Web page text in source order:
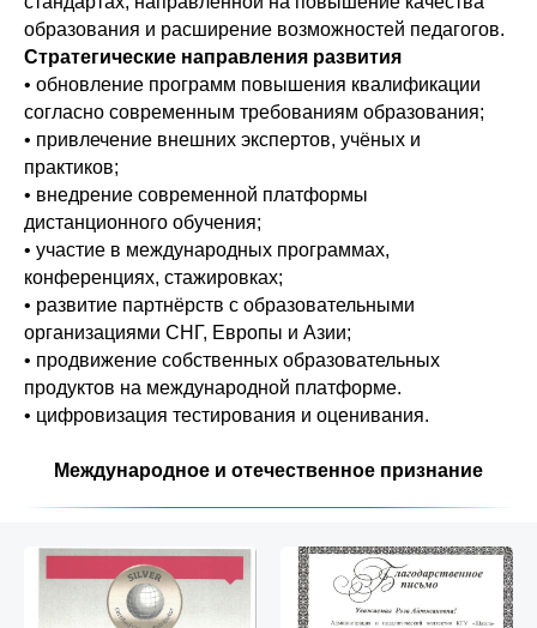
образования и расширение возможностей педагогов.
Стратегические направления развития
• обновление программ повышения квалификации
согласно современным требованиям образования;
• привлечение внешних экспертов, учёных и
практиков;
• внедрение современной платформы
дистанционного обучения;
• участие в международных программах,
конференциях, стажировках;
• развитие партнёрств с образовательными
организациями СНГ, Европы и Азии;
• продвижение собственных образовательных
продуктов на международной платформе.
• цифровизация тестирования и оценивания.
Международное и отечественное признание